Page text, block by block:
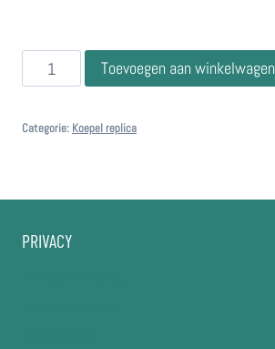
Replica
uitzichttoren
Koepel
Toevoegen aan winkelwagen
Categorie: Koepel replica
PRIVACY